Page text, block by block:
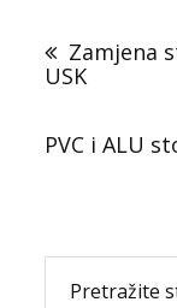
objava
Zamjena
USK
PVC i ALU
Pretražite